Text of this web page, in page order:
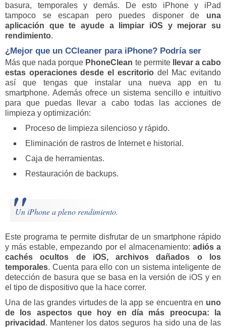
basura, temporales y demás. De esto iPhone y iPad
tampoco se escapan pero puedes disponer de una
aplicación que te ayude a limpiar iOS y mejorar su
rendimiento.
¿Mejor que un CCleaner para iPhone? Podría ser
Más que nada porque PhoneClean te permite
llevar a cabo
estas operaciones desde el escritoriodel Mac evitando
así que tengas que instalar una nueva app en tu
smartphone. Además ofrece un sistema sencillo e intuitivo
para que puedas llevar a cabo todas las acciones de
limpieza y optimización:
Proceso de limpieza silencioso y rápido.
Eliminación de rastros de Internet e historial.
Caja de herramientas.
Restauración de backups.
Un iPhone a pleno rendimiento.
Este programa te permite disfrutar de un smartphone rápido
y más estable, empezando por el almacenamiento: adiós a
cachés ocultos de iOS, archivos dañados o los
temporales. Cuenta para ello con un sistema inteligente de
detección de basura que se basa en la versión de iOS y en
el tipo de dispositivo que la hace correr.
Una de las grandes virtudes de la app se encuentra en uno
de los aspectos que hoy en día más preocupa: la
privacidad . Mantener los datos seguros ha sido una de las